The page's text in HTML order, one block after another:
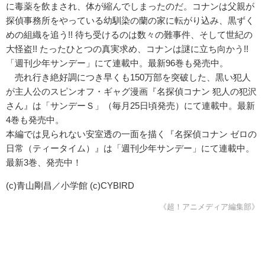
に毒薬を飲まされ、体が縮んでしまったのだ。コナンは父親が
探偵事務所をやっている幼馴染の蘭の家に転がり込み、黒ずく
めの組織を追う!! 待ち受けるのは数々の難事件、そして世紀の
大怪盗!! たったひとつの真実求め、コナンは謎に立ち向かう!!
「週刊少年サンデー」にて連載中。最新96巻も発売中。
売れ行き絶好調につき早くも150万部を突破した、黒い犯人
が主人公のスピンオフ・ギャグ漫画『名探偵コナン 犯人の犯沢
さん』は「サンデーＳ」（毎月25日頃発売）にて連載中。最新
4巻も発売中。
本編では見られない安室透の一面を描く『名探偵コナン ゼロの
日常（ティータイム）』は「週刊少年サンデー」にて連載中。
最新3巻、発売中！
(c)青山剛昌／小学館 (c)CYBIRD
《超！アニメディア編集部》